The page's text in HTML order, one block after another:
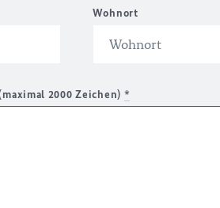
Wohnort
2000 Zeichen) *